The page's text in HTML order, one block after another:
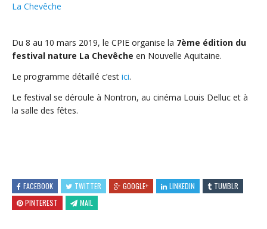
La Chevêche
Du 8 au 10 mars 2019, le CPIE organise la 7ème édition du
festival nature La Chevêche en Nouvelle Aquitaine.
Le programme détaillé c’est ici.
Le festival se déroule à Nontron, au cinéma Louis Delluc et à
la salle des fêtes.
FACEBOOK TWITTER GOOGLE+ LINKEDIN
TUMBLR
PINTEREST
MAIL